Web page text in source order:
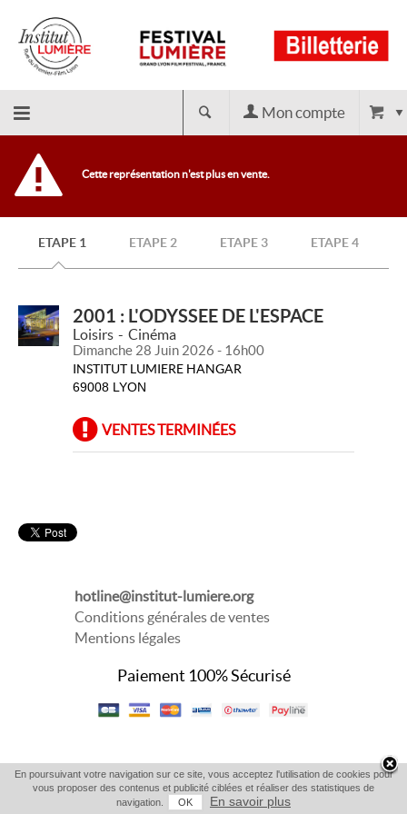
Retour
l'accueil
Mon compte
Cette représentation n'est plus en vente.
ETAPE 1 ETAPE 2 ETAPE 3 ETAPE 4
2001 : L'ODYSSEE DE L'ESPACE
Loisirs Cinéma
Dimanche 28 Juin 2026 - 16h00
INSTITUT LUMIERE HANGAR
69008 LYON
VENTES TERMINÉES
hotline@institut-lumiere.org
Conditions générales de ventes
Mentions légales
Paiement 100% Sécurisé
En poursuivant votre navigation sur ce site, vous acceptez l'utilisation de cookies pour
vous proposer des contenus et publicité ciblées et réaliser des statistiques de
navigation.
OK En savoir plus